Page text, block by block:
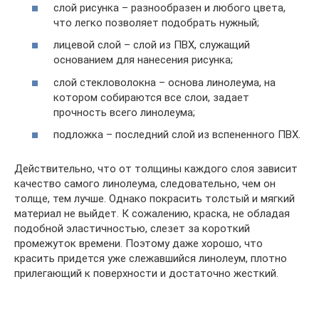
слой рисунка – разнообразен и любого цвета,
что легко позволяет подобрать нужный;
лицевой слой – слой из ПВХ, служащий
основанием для нанесения рисунка;
слой стекловолокна – основа линолеума, на
котором собираются все слои, задает
прочность всего линолеума;
подложка – последний слой из вспененного ПВХ.
Действительно, что от толщины каждого слоя зависит
качество самого линолеума, следовательно, чем он
толще, тем лучше. Однако покрасить толстый и мягкий
материал не выйдет. К сожалению, краска, не обладая
подобной эластичностью, слезет за короткий
промежуток времени. Поэтому даже хорошо, что
красить придется уже слежавшийся линолеум, плотно
прилегающий к поверхности и достаточно жесткий.